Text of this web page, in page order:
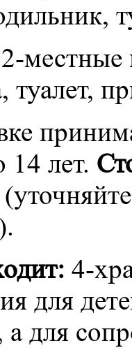
местные
туалет,
14 лет.
4-
для
а для